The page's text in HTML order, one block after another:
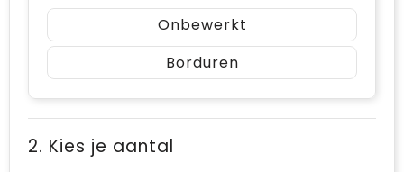
Onbewerkt
Borduren
2. Kies je aantal